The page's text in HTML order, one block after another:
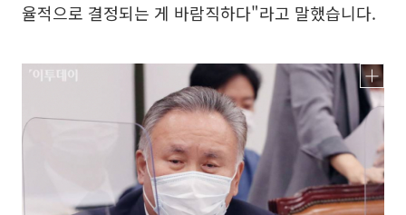
율적으로 결정되는 게 바람직하다"라고 말했습니다.